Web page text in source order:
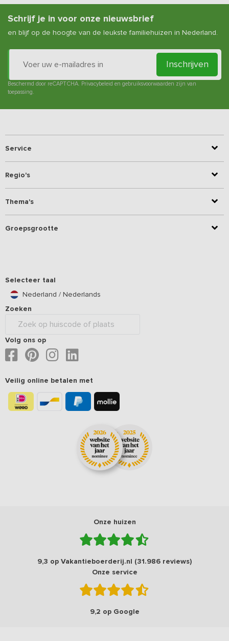
Schrijf je in voor onze nieuwsbrief
en blijf op de hoogte van de leukste familiehuizen in Nederland.
Inschrijven
Beschermd door reCAPTCHA. Privacybeleid en gebruiksvoorwaarden zijn van
toepassing.
Service
Regio's
Thema's
Groepsgrootte
Selecteer taal
Nederland / Nederlands
Zoeken
Volg ons op
Veilig online betalen met
Onze huizen
9,3 op Vakantieboerderij.nl (31.986 reviews)
Onze service
9,2 op Google